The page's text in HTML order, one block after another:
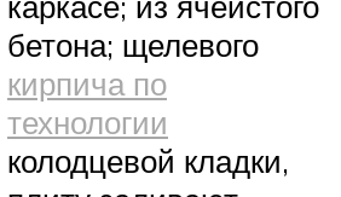
бетона; щелевого
кирпича по
технологии
колодцевой кладки,